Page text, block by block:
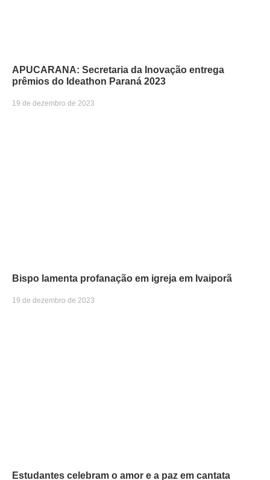
APUCARANA: Secretaria da Inovação entrega
prêmios do Ideathon Paraná 2023
19 de dezembro de 2023
Bispo lamenta profanação em igreja em Ivaiporã
19 de dezembro de 2023
Estudantes celebram o amor e a paz em cantata